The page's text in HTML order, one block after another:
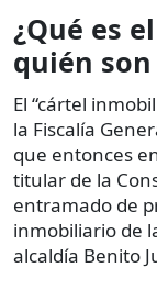
¿Qué es
quién
El “cártel
la Fiscalía
que entonces
titular de la
entramado de
inmobiliario de
alcaldía Benito